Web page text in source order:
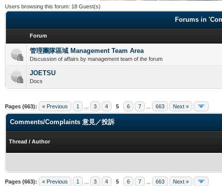
Users browsing this forum: 18 Guest(s)
Forums in
Forum
管理團隊區域 Management Team Area
Discussion of affairs by management team of the forum
JOETSU
Docs
Pages (663): « Previous 1 3 4 5 6 7 663 Next »
Comments/Complaints 意見／投訴
Thread / Author
Pages (663): « Previous 1 3 4 5 6 7 663 Next »